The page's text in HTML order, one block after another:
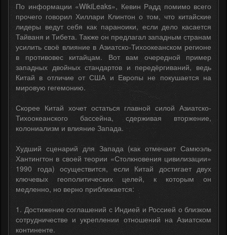
По информации «WikiLeaks», Кевин Радд помимо всего
прочего говорил Хиллари Клинтон о том, что китайские
лидеры ведут себя как параноики, если дело касается
Тайваня и Тибета. Также он предлагал западным странам
усилить своё влияние в Азиатско-Тихоокеанском регионе
в противовес китайцам. Вот вам очередной пример
западных двойных стандартов и передёргиваний, ведь
Китай в отличие от США и Европы не покушается на
мировую гегемонию.
Скорее Китай хочет остаться главной силой Азиатско-
Тихоокеанского бассейна, сдерживая вторжение,
колониализм и влияние Запада.
Худший сценарий для Запада (как отмечает Самюэль
Хантингтон в своей теории «Столкновения цивилизации»
1990 года) осуществится, если Китай достигает двух
ключевых геополитических целей, к которым он
медленно, но верно приближается:
1. Достижение соглашений с Индией и Россией о близком
сотрудничестве и укреплении отношений на Азиатском
континенте.